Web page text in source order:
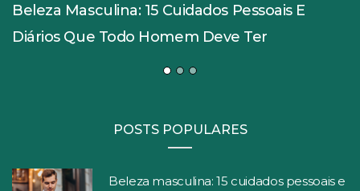
Beleza Masculina: 15 Cuidados Pessoais E
Diários Que Todo Homem Deve Ter
POSTS POPULARES
Beleza masculina: 15 cuidados pessoais e